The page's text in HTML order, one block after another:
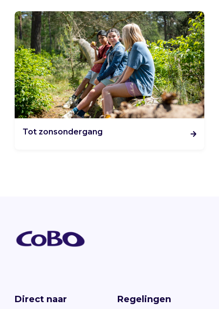
Tot zonsondergang
Direct naar Regelingen